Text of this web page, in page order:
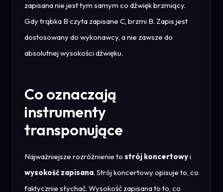
zapisana nie jest tym samym co dźwięk brzmiący.
Gdy trąbka B czyta zapisane C, brzmi B. Zapis jest
dostosowany do wykonawcy, a nie zawsze do
absolutnej wysokości dźwięku.
Co oznaczają
instrumenty
transponujące
Najważniejsze rozróżnienie to strój koncertowyi
wysokość zapisana. Strój koncertowy opisuje to, co
faktycznie słychać. Wysokość zapisana to to, co